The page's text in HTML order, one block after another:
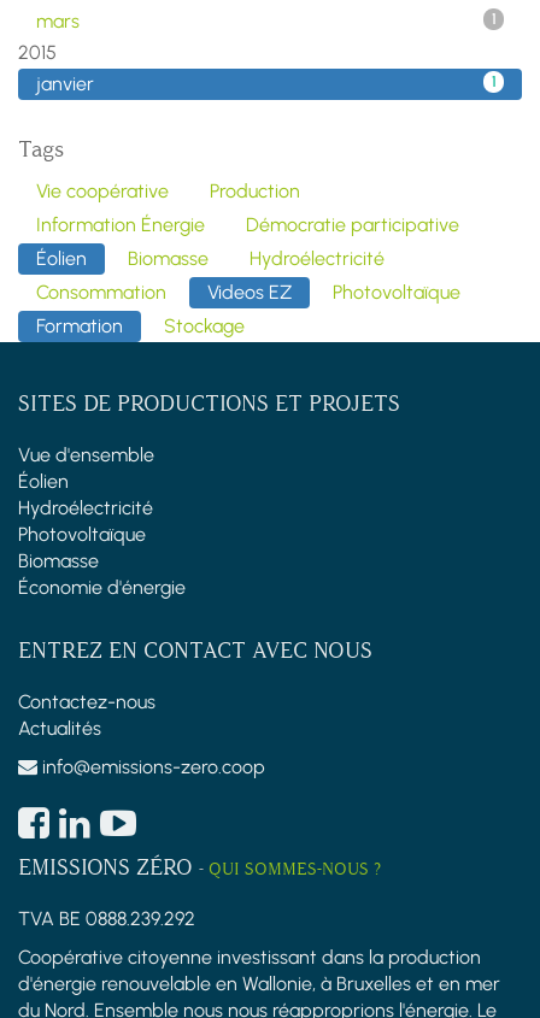
mars 1
2015
janvier
1
Tags
Vie coopérative
Production
Information Énergie
Démocratie participative
Éolien
Biomasse
Hydroélectricité
Consommation
Videos EZ
Photovoltaïque
Formation
Stockage
SITES DE PRODUCTIONS ET PROJETS
Vue d'ensemble
Éolien
Hydroélectricité
Photovoltaïque
Biomasse
Économie d'énergie
ENTREZ EN CONTACT AVEC NOUS
Contactez-nous
Actualités
info@emissions-zero.coop
EMISSIONS ZÉRO - QUI SOMMES-NOUS ?
TVA BE 0888.239.292
Coopérative citoyenne investissant dans la production
d'énergie renouvelable en Wallonie, à Bruxelles et en mer
du Nord. Ensemble nous nous réapproprions l'énergie. Le